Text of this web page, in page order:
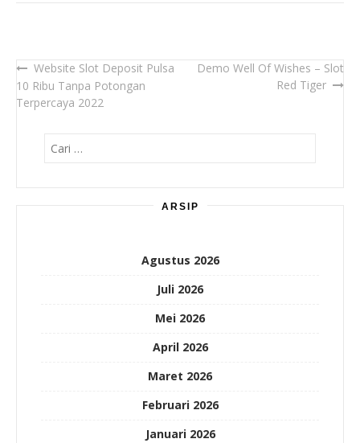
Navigasi
pos
Website Slot Deposit Pulsa
10 Ribu Tanpa Potongan
Terpercaya 2022
Demo Well Of Wishes – Slot
Red Tiger
Cari
untuk:
ARSIP
Agustus 2026
Juli 2026
Mei 2026
April 2026
Maret 2026
Februari 2026
Januari 2026